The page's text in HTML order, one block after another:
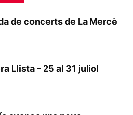
de concerts de La Mercè
Llista – 25 al 31 juliol